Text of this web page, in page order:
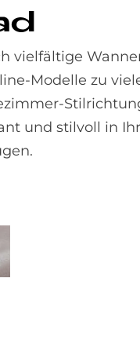
vielfältige
Modelle zu
und stilvoll in